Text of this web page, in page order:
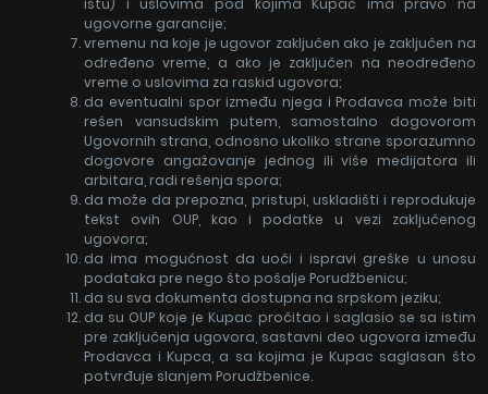
istu) i uslovima pod kojima Kupac ima pravo na
ugovorne garancije;
vremenu na koje je ugovor zaključen ako je zaključen na
određeno vreme, a ako je zaključen na neodređeno
vreme o uslovima za raskid ugovora;
da eventualni spor između njega i Prodavca može biti
rešen vansudskim putem, samostalno dogovorom
Ugovornih strana, odnosno ukoliko strane sporazumno
dogovore angažovanje jednog ili više medijatora ili
arbitara, radi rešenja spora;
da može da prepozna, pristupi, uskladišti i reprodukuje
tekst ovih OUP, kao i podatke u vezi zaključenog
ugovora;
da ima mogućnost da uoči i ispravi greške u unosu
podataka pre nego što pošalje Porudžbenicu;
da su sva dokumenta dostupna na srpskom jeziku;
da su OUP koje je Kupac pročitao i saglasio se sa istim
pre zaključenja ugovora, sastavni deo ugovora između
Prodavca i Kupca, a sa kojima je Kupac saglasan što
potvrđuje slanjem Porudžbenice.